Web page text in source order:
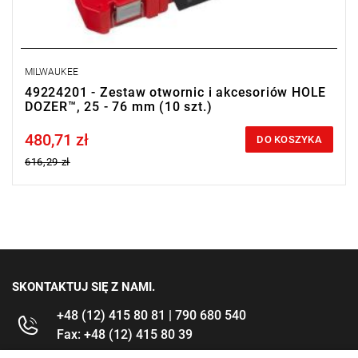
MILWAUKEE
49224201 - Zestaw otwornic i akcesoriów HOLE
DOZER™, 25 - 76 mm (10 szt.)
Price tax included
480,71 zł
616,29 zł
DO KOSZYKA
SKONTAKTUJ SIĘ Z NAMI.
+48 (12) 415 80 81 | 790 680 540
Fax: +48 (12) 415 80 39